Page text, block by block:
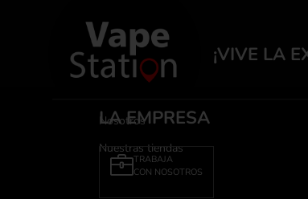
¡VIVE LA
LA EMPRESA
Nosotros
Nuestras tiendas
TRABAJA
CON NOSOTROS